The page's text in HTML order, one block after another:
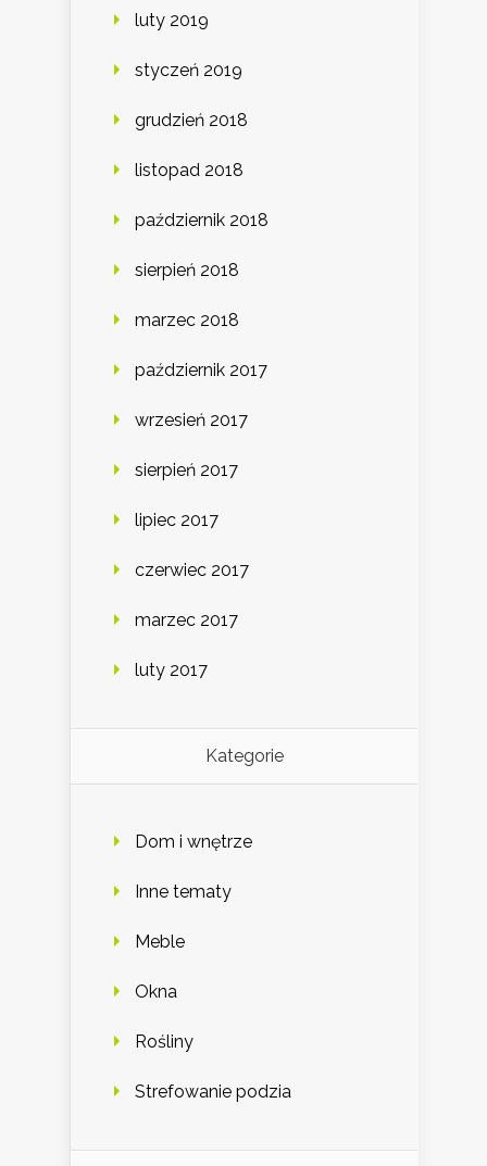
luty 2019
styczeń 2019
grudzień 2018
listopad 2018
październik 2018
sierpień 2018
marzec 2018
październik 2017
wrzesień 2017
sierpień 2017
lipiec 2017
czerwiec 2017
marzec 2017
luty 2017
Kategorie
Dom i wnętrze
Inne tematy
Meble
Okna
Rośliny
Strefowanie podzia